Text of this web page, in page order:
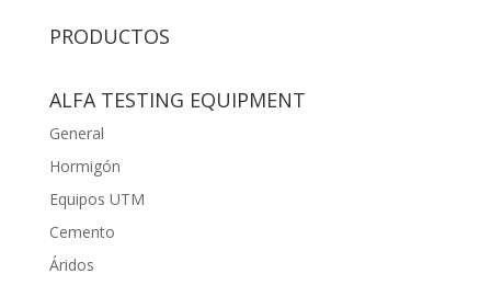
PRODUCTOS
ALFA TESTING EQUIPMENT
General
Hormigón
Equipos UTM
Cemento
Áridos